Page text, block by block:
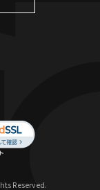
Reserved.